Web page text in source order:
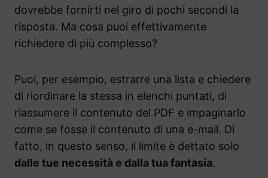
dovrebbe fornirti nel giro di pochi secondi la
risposta. Ma cosa puoi effettivamente
richiedere di più complesso?
Puoi, per esempio, estrarre una lista e chiedere
di riordinare la stessa in elenchi puntati, di
riassumere il contenuto del PDF e impaginarlo
come se fosse il contenuto di una e-mail. Di
fatto, in questo senso, il limite è dettato solo
dalle tue necessità e dalla tua fantasia.